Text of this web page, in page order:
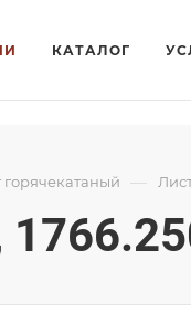
КАТАЛОГ
горячекатаный —